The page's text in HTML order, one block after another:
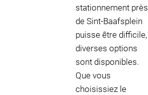
stationnement près
de Sint-Baafsplein
puisse être difficile,
diverses options
sont disponibles.
Que vous
choisissiez le